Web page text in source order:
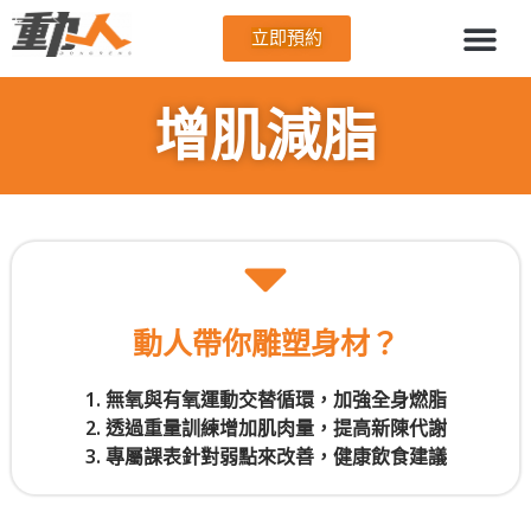
立即預約
增肌減脂
動人帶你雕塑身材？
1. 無氧與有氧運動交替循環，加強全身燃脂
2. 透過重量訓練增加肌肉量，提高新陳代謝
3. 專屬課表針對弱點來改善，健康飲食建議